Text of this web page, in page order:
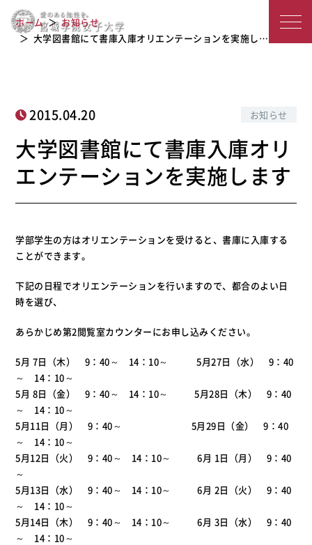
城
子
大
学
大学図書館にて書庫入庫オリエンテー
ションを実施します
ホーム
お知らせ
大学図書館にて書庫入庫オリエンテーションを実施し…
2015.04.20 お知らせ
大学図書館にて書庫入庫オリ
エンテーションを実施します
学部学生の方はオリエンテーションを受けると、書庫に入庫する
ことができます。
下記の日程でオリエンテーションを行いますので、都合のよい日
時を選び、
あらかじめ第2閲覧室カウンターにお申し込みください。
5月 7日（木） 9：40～ 14：10～ 5月27日（水） 9：40
～ 14：10～
5月 8日（金） 9：40～ 14：10～ 5月28日（木） 9：40
～ 14：10～
5月11日（月） 9：40～ 5月29日（金） 9：40
～ 14：10～
5月12日（火） 9：40～ 14：10～ 6月 1日（月） 9：40
～
5月13日（水） 9：40～ 14：10～ 6月 2日（火） 9：40
～ 14：10～
5月14日（木） 9：40～ 14：10～ 6月 3日（水） 9：40
～ 14：10～